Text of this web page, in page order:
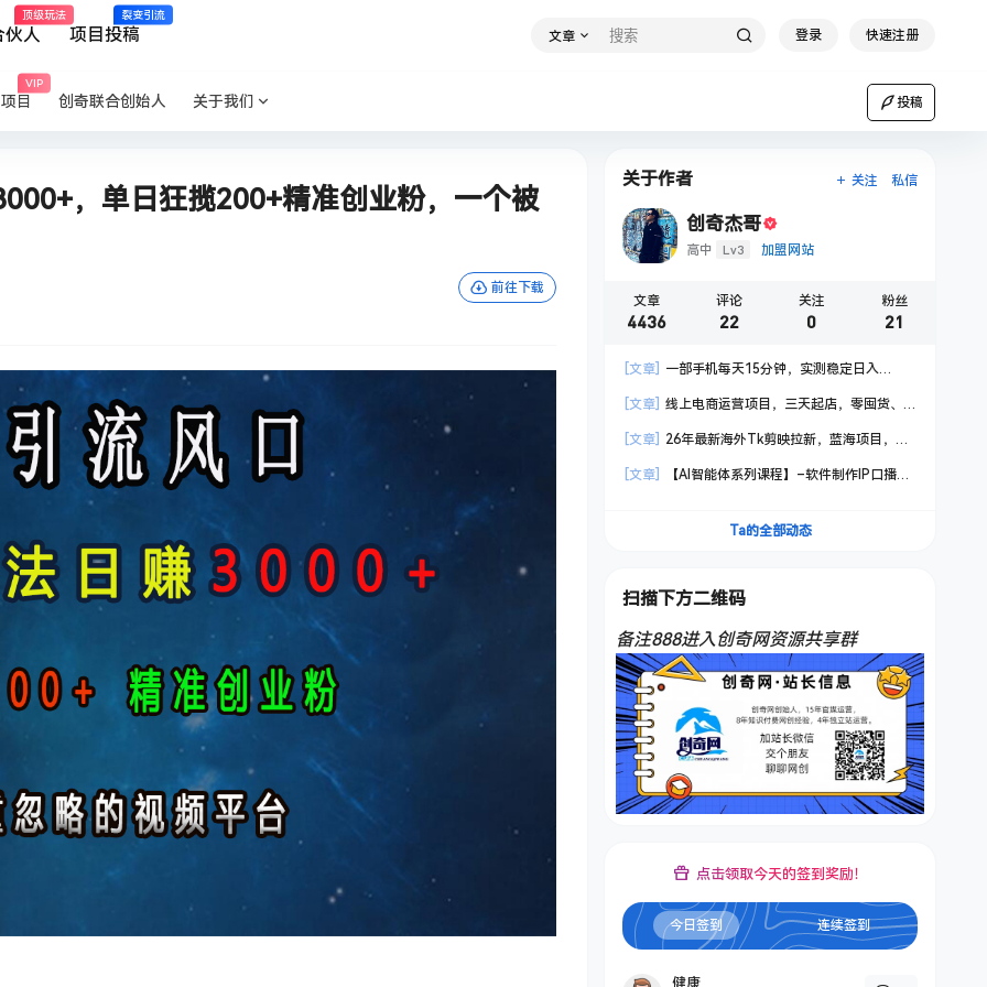
伙人
顶级玩法
项目投稿
裂变引流
文章 登录 快速注册
目
VIP
创奇联合创始人 关于我们 投稿
，单日狂揽200+精准创业粉，一个被
前往下载
关于作者 关注 私信
创奇杰哥
高中 Lv3 加盟网站
文章
4436
评论
22
关注
0
粉丝
21
[文章]
一部手机每天15分钟，实测稳定日入
[文章]
线上电商运营项目，三天起店，零囤货、
作战规划
[文章]
26年最新海外Tk剪映拉新，蓝海项目，会
[文章]
【AI智能体系列课程】–软件制作IP口播视
频，轻松起号，日入1000+
Ta的全部动态
扫描下方二维码
备注888进入创奇网资源共享群
点击领取今天的签到奖励！
今日签到 连续签到
健康